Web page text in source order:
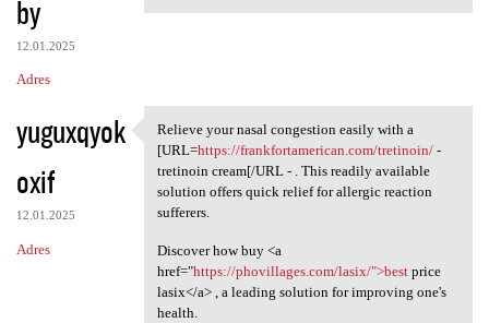
by
12.01.2025
Adres
yuguxqyok
oxif
12.01.2025
Adres
Relieve your nasal congestion
Relieve your nasal congestion easily with a
[URL=https://frankfortamerican.com/tretinoin/-
tretinoin cream[/URL - . This readily available
solution offers quick relief for allergic reaction
sufferers.
Discover how buy <a
href="https://phovillages.com/lasix/">bestprice
lasix</a> , a leading solution for improving one's
health.